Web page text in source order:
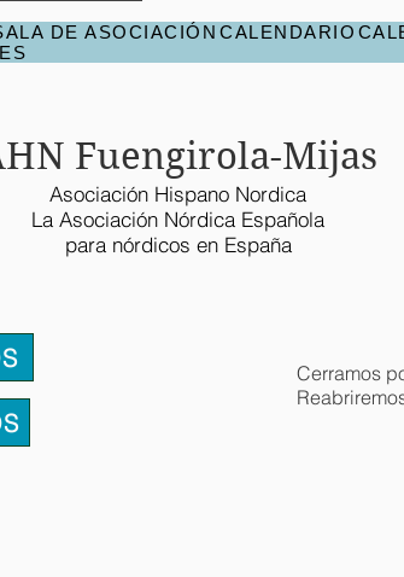
DE ASOCIACIÓN CALENDARIO
Fuengirola-Mijas
Asociación Hispano Nordica
La Asociación Nórdica Española
para nórdicos en España
Cerramos